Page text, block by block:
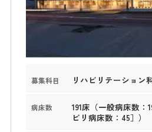
募集科目 リハビリテーション
病床数
191床（一般病床数：
ビリ病床数：45］）